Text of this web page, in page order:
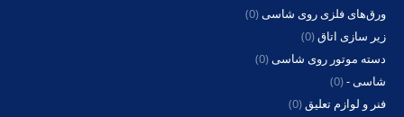
ورق‌های فلزی روی شاسی(0)
زیر سازی اتاق(0)
دسته موتور روی شاسی(0)
شاسی -(0)
فنر و لوازم تعلیق(0)